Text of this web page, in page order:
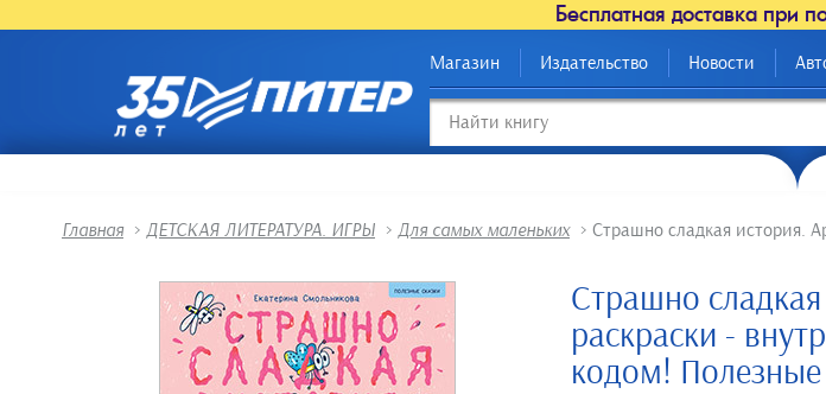
Бесплатная доставка при
Магазин Издательство Новости
Главная > ДЕТСКАЯ ЛИТЕРАТУРА. ИГРЫ > Для самых маленьких > Страшно сладкая история.
Страшно
раскраски -
кодом! Полезные